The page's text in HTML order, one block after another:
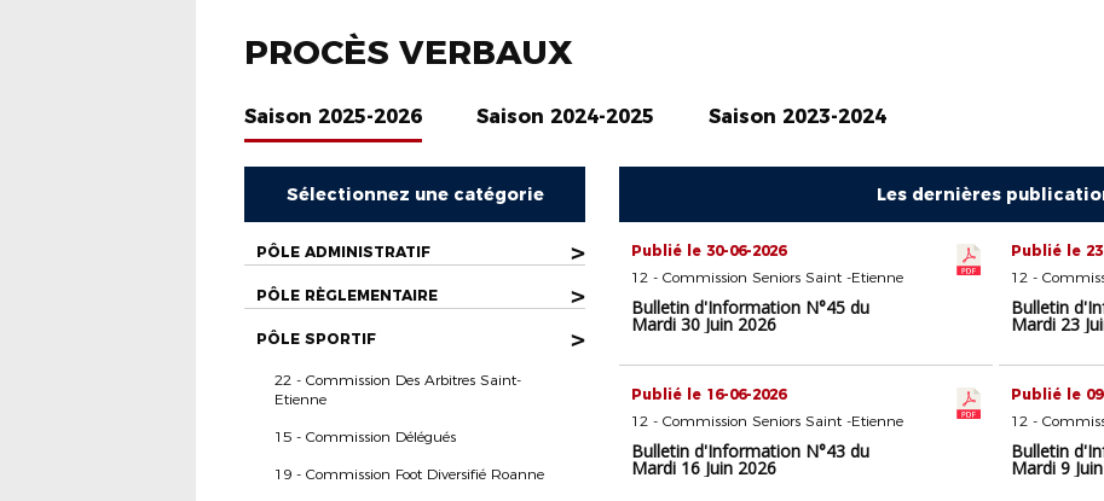
PROCÈS VERBAUX
Saison 2025-2026 Saison 2024-2025 Saison 2023-2024
Sélectionnez une catégorie
PÔLE ADMINISTRATIF >
PÔLE RÈGLEMENTAIRE >
PÔLE SPORTIF >
22 - Commission Des Arbitres Saint-
Etienne
15 - Commission Délégués
19 - Commission Foot Diversifié Roanne
Les dernières
Publié le 30-06-2026
12 - Commission Seniors Saint -Etienne
Bulletin d'Information N°45 du
Mardi 30 Juin 2026
Publié le
12 -
Bulletin
Mardi 23
Publié le 16-06-2026
12 - Commission Seniors Saint -Etienne
Bulletin d'Information N°43 du
Mardi 16 Juin 2026
Publié le
12 -
Bulletin
Mardi 9